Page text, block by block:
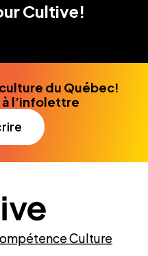
Cultive!
du Québec!
l’infolettre
Culture